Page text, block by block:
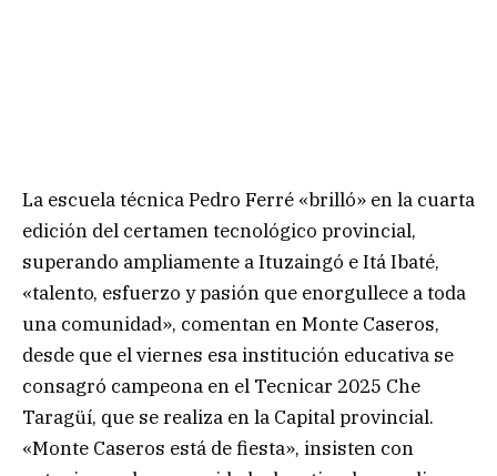
La escuela técnica Pedro Ferré «brilló» en la cuarta
edición del certamen tecnológico provincial,
superando ampliamente a Ituzaingó e Itá Ibaté,
«talento, esfuerzo y pasión que enorgullece a toda
una comunidad», comentan en Monte Caseros,
desde que el viernes esa institución educativa se
consagró campeona en el Tecnicar 2025 Che
Taragüí, que se realiza en la Capital provincial.
«Monte Caseros está de fiesta», insisten con